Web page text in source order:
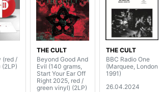
(red /
THE CULT
Beyond Good And
Evil (140 grams,
Start Your Ear Off
Right 2025, red /
green vinyl) (2LP)
THE CULT
BBC Radio One
(Marquee, London
1991)
26.04.2024